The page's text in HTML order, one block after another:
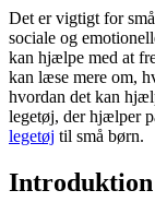
Det er vigtigt for
sociale og
kan hjælpe med at
kan læse mere om,
hvordan det kan
legetøj, der hjælper
legetøj til små børn.